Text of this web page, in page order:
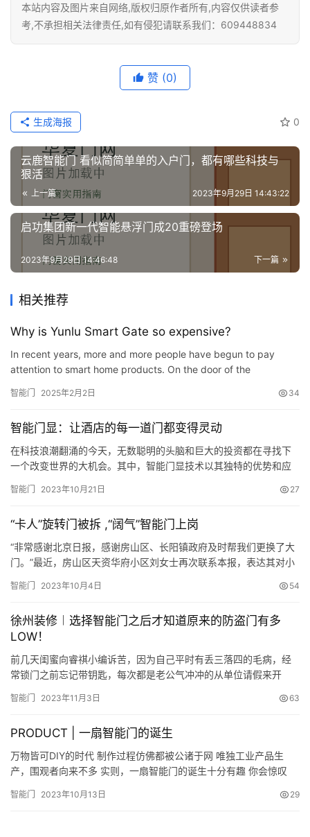
本站内容及图片来自网络,版权归原作者所有,内容仅供读者参
考,不承担相关法律责任,如有侵犯请联系我们：609448834
赞 (0)
0
生成海报
云鹿智能门 看似简简单单的入户门，都有哪些科技与
狠活
上一篇 2023年9月29日 14:43:22
启功集团新一代智能悬浮门成20重磅登场
下一篇
2023年9月29日 14:46:48
相关推荐
Why is Yunlu Smart Gate so expensive?
In recent years, more and more people have begun to pay
attention to smart home products. On the door of the
house deco…
智能门 2025年2月2日 34
智能门显：让酒店的每一道门都变得灵动
在科技浪潮翻涌的今天，无数聪明的头脑和巨大的投资都在寻找下
一个改变世界的大机会。其中，智能门显技术以其独特的优势和应
的归宿，从check-in到check-out，每个环节都承载着我们对舒适和
断的门铃打扰等不便，却让这个本应温馨的过程变得疲…
智能门 2023年10月21日 27
“卡人”旋转门被拆 ,“阔气”智能门上岗
“非常感谢北京日报，感谢房山区、长阳镇政府及时帮我们更换了大
门。”最近，房山区天资华府小区刘女士再次联系本报，表达其对小
报当日，长阳镇政府相关负责人便赶至现场调查，仅一周，卡人的
面部录入后，我们‘刷脸’就可进小区！” 手势感应区、刷脸感应区……
智能门 2023年10月4日 54
徐州装修︱选择智能门之后才知道原来的防盗门有多
LOW！
前几天闺蜜向睿祺小编诉苦，因为自己平时有丢三落四的毛病，经
常锁门之前忘记带钥匙，每次都是老公气冲冲的从单位请假来开
场。其实现实中忘记带钥匙是常有的事，丢三落四的性格还真不是
落四的毛病的。让“忘带钥匙”不在成为生活中的尴尬事！下面一起来
看看睿祺无…
智能门 2023年11月3日 63
PRODUCT | 一扇智能门的诞生
万物皆可DIY的时代 制作过程仿佛都被公诸于网 唯独工业产品生
产，围观者向来不多 实则，一扇智能门的诞生十分有趣 你会惊叹
镁辰智能门的诞生 构思 智能门的颜色灵感，自然与家有关 香槟金是
智能门 2023年10月13日 29